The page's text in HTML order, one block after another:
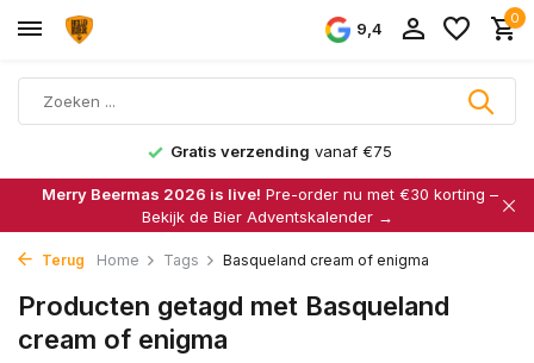
9,4
0
Gratis verzending vanaf €75
Merry Beermas 2026 is live! Pre-order nu met €30 korting –
Bekijk de Bier Adventskalender →
Terug Home Tags Basqueland cream of enigma
Producten getagd met Basqueland
cream of enigma